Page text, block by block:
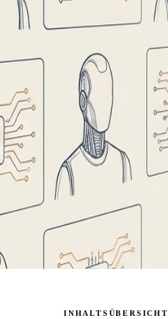
INHALTSÜBERSICHT